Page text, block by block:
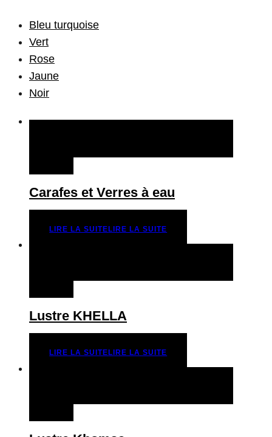
Bleu turquoise
Vert
Rose
Jaune
Noir
Carafes et Verres à eau
LIRE LA SUITELIRE LA SUITE
Lustre KHELLA
LIRE LA SUITELIRE LA SUITE